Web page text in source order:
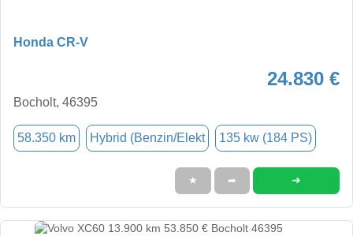
Honda CR-V
24.830 €
Bocholt, 46395
58.350 km Hybrid (Benzin/Elekt 135 kw (184 PS)
★ ➦ ➜